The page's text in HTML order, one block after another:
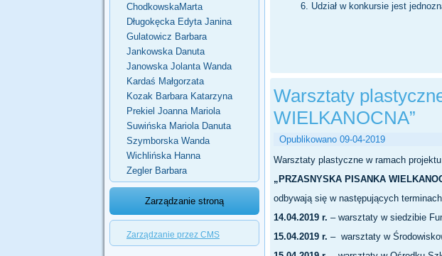
ChodkowskaMarta
Długokęcka Edyta Janina
Gulatowicz Barbara
Jankowska Danuta
Janowska Jolanta Wanda
Kardaś Małgorzata
Kozak Barbara Katarzyna
Prekiel Joanna Mariola
Suwińska Mariola Danuta
Szymborska Wanda
Wichlińska Hanna
Zegler Barbara
Zarządzanie stroną
Zarządzanie przez CMS
Udział w konkursie jest
Warsztaty
WIELKANOCNA”
Opublikowano 09-04-2019
Warsztaty plastyczne w ramach projektu
„PRZASNYSKA PISANKA
odbywają się w następujących
14.04.2019 r. – warsztaty w siedzibie
15.04.2019 r. – warsztaty w